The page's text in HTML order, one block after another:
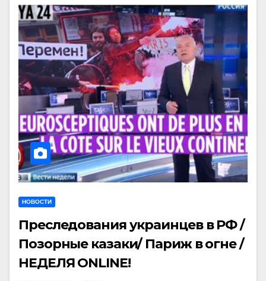
НОВОСТИ
Преследования украинцев в РФ /
Позорные казаки/ Париж в огне /
НЕДЕЛЯ ONLINE!